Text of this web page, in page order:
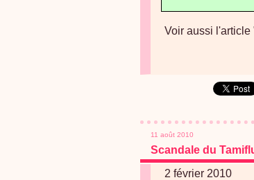
Voir aussi l'article
11 août 2010
Scandale du
2 février 2010